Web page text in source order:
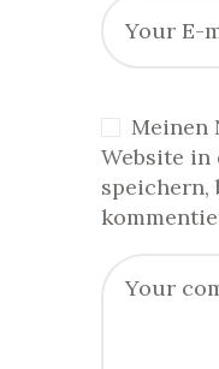
Meinen
Website in
speichern,